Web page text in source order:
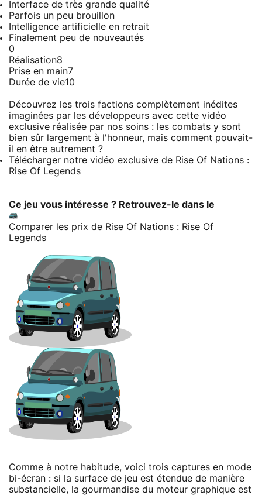
Interface de très grande qualité
Parfois un peu brouillon
Intelligence artificielle en retrait
Finalement peu de nouveautés
0
Réalisation8
Prise en main7
Durée de vie10
Découvrez les trois factions complètement inédites
imaginées par les développeurs avec cette vidéo
exclusive réalisée par nos soins : les combats y sont
bien sûr largement à l'honneur, mais comment pouvait-
il en être autrement ?
Télécharger notre vidéo exclusive de Rise Of Nations :
Rise Of Legends
Ce jeu vous intéresse ? Retrouvez-le dans le
Comparer les prix de Rise Of Nations : Rise Of
Legends
Comme à notre habitude, voici trois captures en mode
bi-écran : si la surface de jeu est étendue de manière
substancielle, la gourmandise du moteur graphique est